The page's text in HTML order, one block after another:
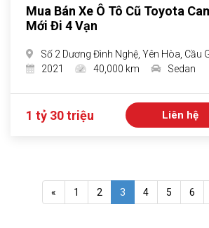
Mua Bán Xe Ô Tô Cũ Toyota
Mới Đi 4 Vạn
Số 2 Dương Đình Nghệ, Yên Hòa, Cầu
2021
40,000 km Sedan
1 tỷ 30 triệu Liên hệ
« 1 2 3 4 5 6